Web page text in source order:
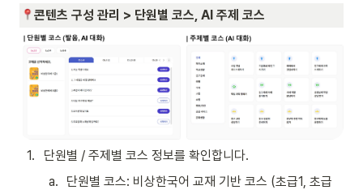
콘텐츠 구성 관리 > 단원별 코스, AI 주제 코스
1.
단원별 / 주제별 코스 정보를 확인합니다.
a.
단원별 코스: 비상한국어 교재 기반 코스 (초급1, 초급